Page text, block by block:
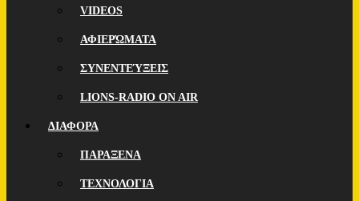
VIDEOS
ΑΦΙΕΡΏΜΑΤΑ
ΣΥΝΕΝΤΕΎΞΕΙΣ
LIONS-RADIO ON AIR
ΔΙΑΦΟΡΑ
ΠΑΡΑΞΕΝΑ
ΤΕΧΝΟΛΟΓΙΑ